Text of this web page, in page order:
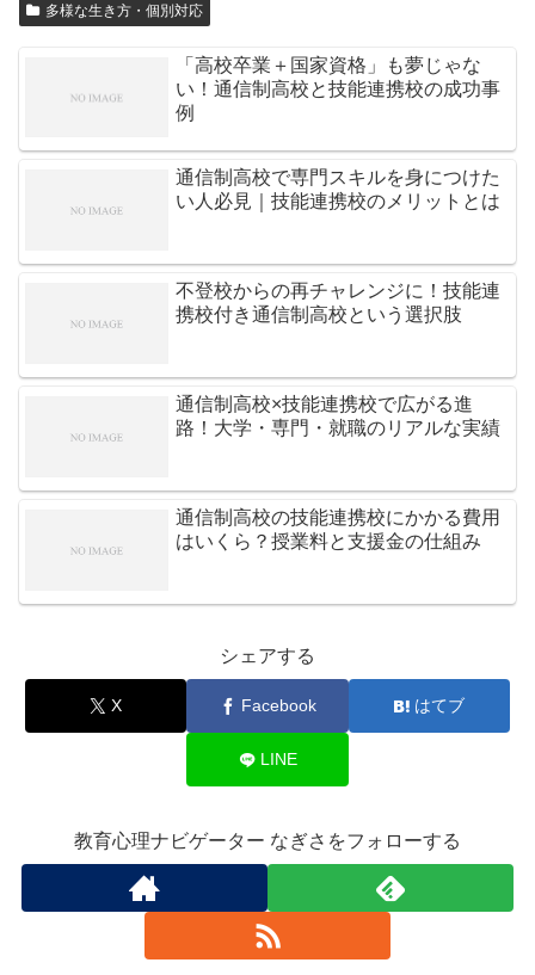
多様な生き方・個別対応
「高校卒業＋国家資格」も夢じゃな
い！通信制高校と技能連携校の成功事
例
通信制高校で専門スキルを身につけた
い人必見｜技能連携校のメリットとは
不登校からの再チャレンジに！技能連
携校付き通信制高校という選択肢
通信制高校×技能連携校で広がる進
路！大学・専門・就職のリアルな実績
通信制高校の技能連携校にかかる費用
はいくら？授業料と支援金の仕組み
シェアする
X Facebook はてブ
LINE
教育心理ナビゲーター なぎさをフォローする